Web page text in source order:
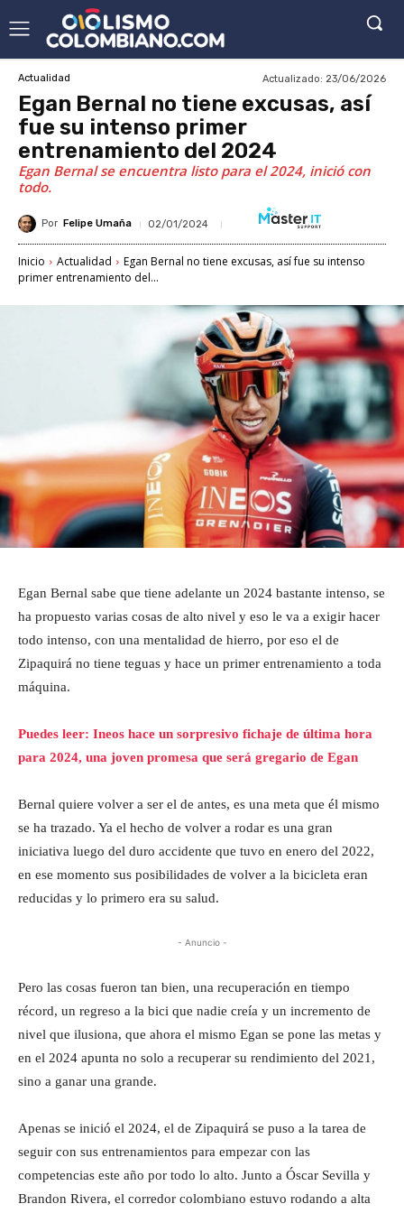
Actualidad Actualizado: 23/06/2026
Egan Bernal no tiene excusas, así
fue su intenso primer
entrenamiento del 2024
Egan Bernal se encuentra listo para el 2024, inició con
todo.
Por Felipe Umaña 02/01/2024
Inicio Actualidad
Egan Bernal no tiene excusas, así fue su intenso
primer entrenamiento del...
Egan Bernal sabe que tiene adelante un 2024 bastante intenso, se
ha propuesto varias cosas de alto nivel y eso le va a exigir hacer
todo intenso, con una mentalidad de hierro, por eso el de
Zipaquirá no tiene teguas y hace un primer entrenamiento a toda
máquina.
Puedes leer: Ineos hace un sorpresivo fichaje de última hora
para 2024, una joven promesa que será gregario de Egan
Bernal quiere volver a ser el de antes, es una meta que él mismo
se ha trazado. Ya el hecho de volver a rodar es una gran
iniciativa luego del duro accidente que tuvo en enero del 2022,
en ese momento sus posibilidades de volver a la bicicleta eran
reducidas y lo primero era su salud.
- Anuncio -
Pero las cosas fueron tan bien, una recuperación en tiempo
récord, un regreso a la bici que nadie creía y un incremento de
nivel que ilusiona, que ahora el mismo Egan se pone las metas y
en el 2024 apunta no solo a recuperar su rendimiento del 2021,
sino a ganar una grande.
Apenas se inició el 2024, el de Zipaquirá se puso a la tarea de
seguir con sus entrenamientos para empezar con las
competencias este año por todo lo alto. Junto a Óscar Sevilla y
Brandon Rivera, el corredor colombiano estuvo rodando a alta